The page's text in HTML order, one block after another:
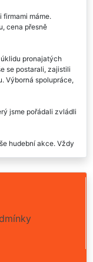
máme.
cena přesně
pronajatých
se postarali, zajistili
Výborná spolupráce,
jsme pořádali zvládli
hudební akce. Vždy